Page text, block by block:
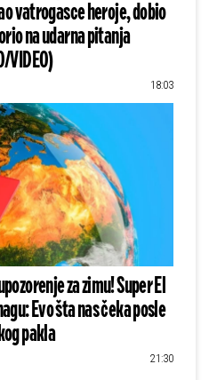
vatrogasce heroje, dobio
na udarna pitanja
VIDEO)
18:03
za zimu! Super El
Evo šta nas čeka posle
pakla
21:30